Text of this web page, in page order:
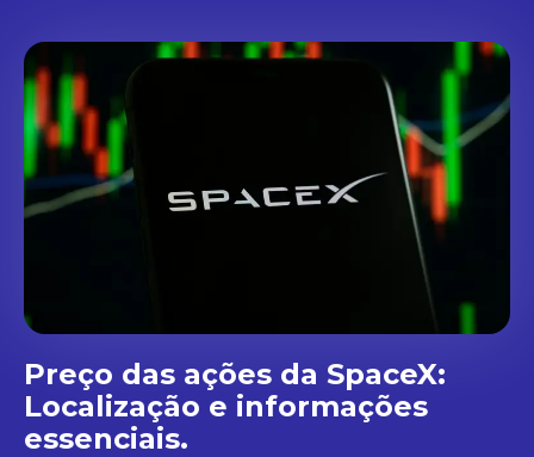
Preço das ações da SpaceX:
Localização e informações
essenciais.